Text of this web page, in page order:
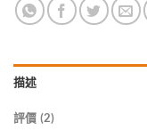
描述
評價 (2)